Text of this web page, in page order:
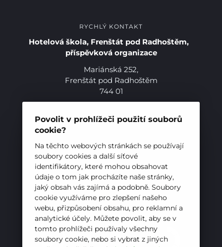
Povolit v prohlížeči použití souborů
cookie?
Na těchto webových stránkách se používají
soubory cookies a další síťové
identifikátory, které mohou obsahovat
údaje o tom jak procházíte naše stránky,
jaký obsah vás zajímá a podobně. Soubory
cookie využíváme pro zlepšení našeho
webu, přizpůsobení obsahu, pro reklamní a
analytické účely. Můžete povolit, aby se v
tomto prohlížeči používaly všechny
soubory cookie, nebo si vybrat z jiných
Pro studenty
Pro uchazeče
RYCHLÝ KONTAKT
Hotelová škola, Frenštát pod Radhoštěm,
příspěvková organizace
Mariánská 252,
Frenštát pod Radhoštěm
744 01
E-mail:sekretariat@hotelovkafren.cz
Datová schránka: bc5jrez
IČ: 00576441
ZŘIZOVATEL
Hotelová škola, Frenštát pod Radhoštěm je
příspěvkovou organizací zřizovanou
Moravskoslezským krajem